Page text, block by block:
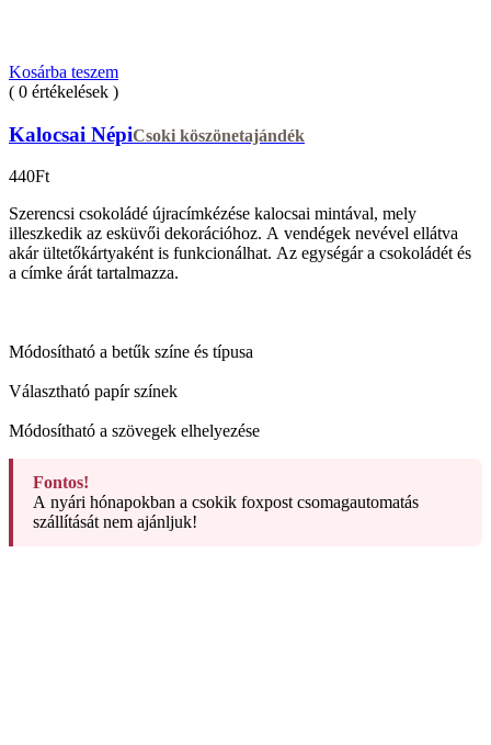
Kosárba teszem
( 0 értékelések )
Kalocsai NépiCsoki köszönetajándék
440Ft
Szerencsi csokoládé újracímkézése kalocsai mintával, mely
illeszkedik az esküvői dekorációhoz. A vendégek nevével ellátva
akár ültetőkártyaként is funkcionálhat. Az egységár a csokoládét és
a címke árát tartalmazza.
Módosítható a betűk színe és típusa
Választható papír színek
Módosítható a szövegek elhelyezése
Fontos!
A nyári hónapokban a csokik foxpost csomagautomatás
szállítását nem ajánljuk!